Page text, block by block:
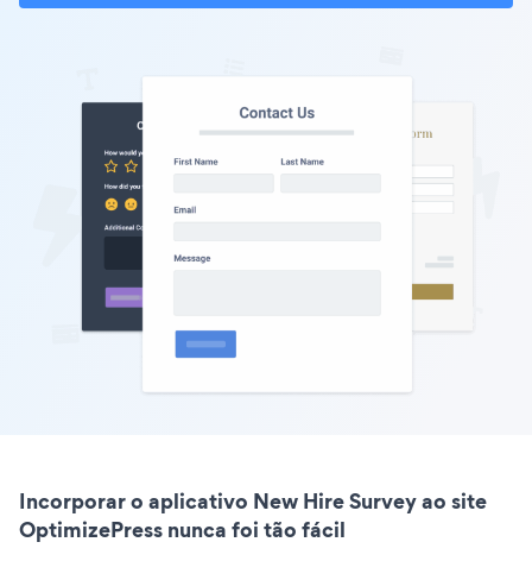
Incorporar o aplicativo New Hire Survey ao site
OptimizePress nunca foi tão fácil